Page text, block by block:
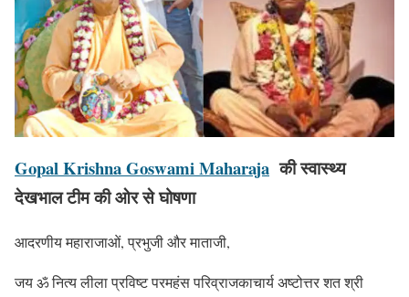
Gopal Krishna Goswami Maharaja की स्वास्थ्य
देखभाल टीम की ओर से घोषणा
आदरणीय महाराजाओं, प्रभुजी और माताजी,
जय ॐ नित्य लीला प्रविष्ट परमहंस परिव्राजकाचार्य अष्टोत्तर शत श्री